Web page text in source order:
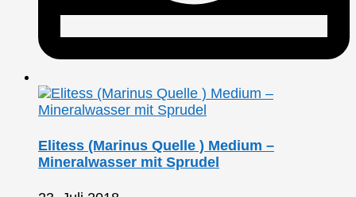
Elitess (Marinus Quelle ) Medium –
Mineralwasser mit Sprudel